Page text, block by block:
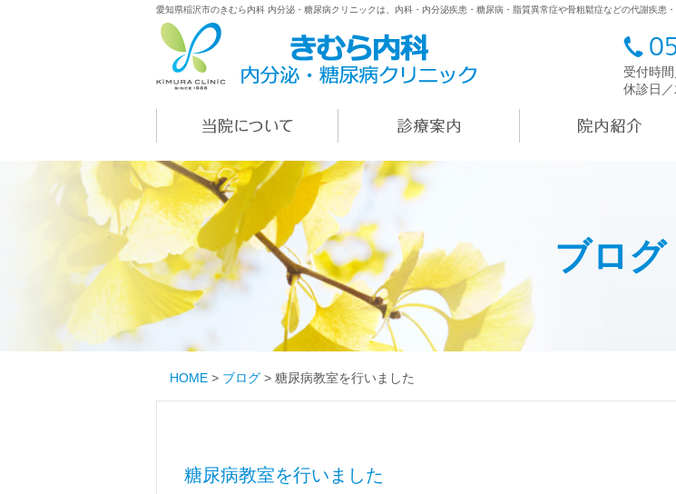
愛知県稲沢市のきむら内科 内分泌・糖尿病クリニックは、内科・内分泌疾患・糖尿病・脂質異常症や骨粗鬆症などの代謝疾患
受付時
休診日
ブログ
HOME > ブログ > 糖尿病教室を行いました
糖尿病教室を行いました